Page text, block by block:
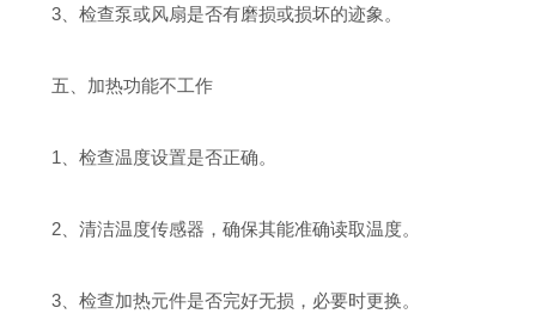
3、检查泵或风扇是否有磨损或损坏的迹象。
五、加热功能不工作
1、检查温度设置是否正确。
2、清洁温度传感器，确保其能准确读取温度。
3、检查加热元件是否完好无损，必要时更换。